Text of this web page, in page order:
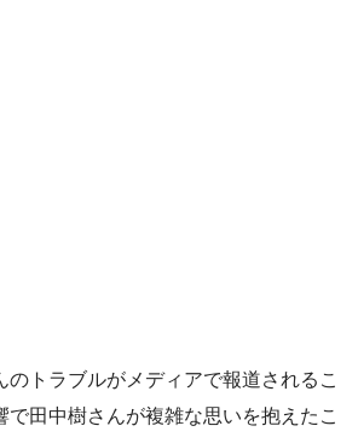
のトラブルがメディアで報道されるこ
で田中樹さんが複雑な思いを抱えたこ